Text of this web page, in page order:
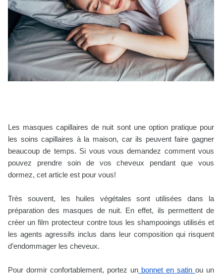
Les masques capillaires de nuit sont une option pratique pour
les soins capillaires à la maison, car ils peuvent faire gagner
beaucoup de temps. Si vous vous demandez comment vous
pouvez prendre soin de vos cheveux pendant que vous
dormez, cet article est pour vous!
Très souvent, les huiles végétales sont utilisées dans la
préparation des masques de nuit. En effet, ils permettent de
créer un film protecteur contre tous les shampooings utilisés et
les agents agressifs inclus dans leur composition qui risquent
d’endommager les cheveux.
Pour dormir confortablement, portez un bonnet en satin ou un